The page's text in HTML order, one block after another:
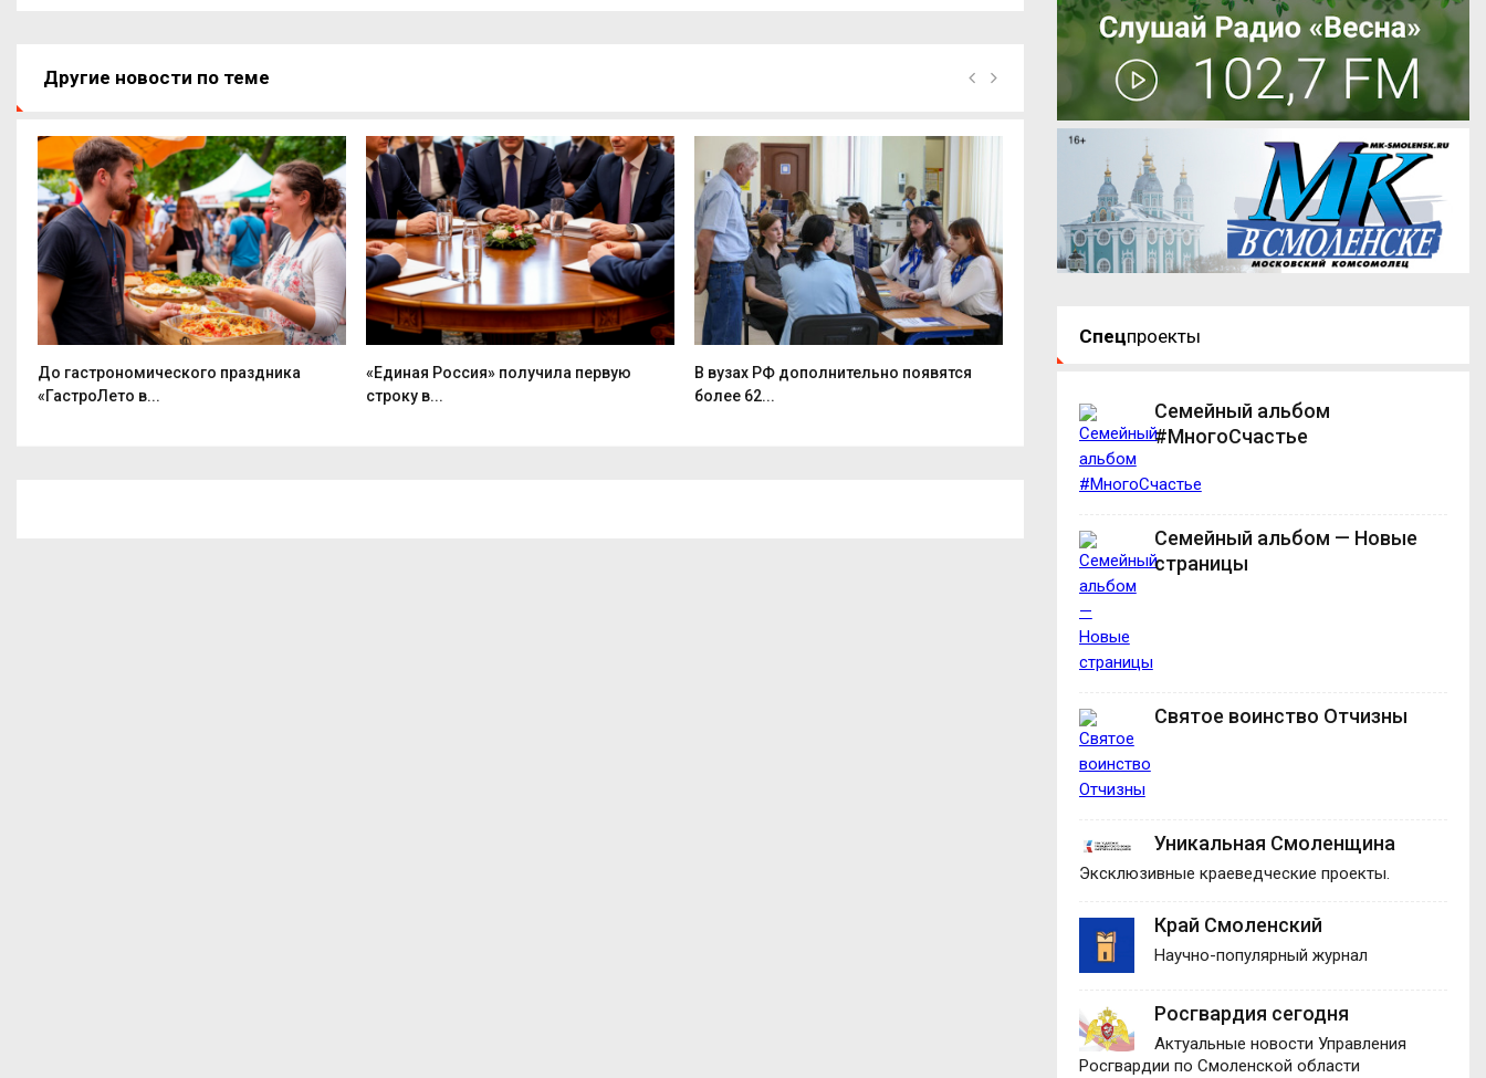
Другие новости по теме
До гастрономического праздника
«ГастроЛето в...
«Единая Россия» получила первую
строку в...
В вузах РФ дополнительно появятся
более 62...
Спецпроекты
Семейный альбом
#МногоСчастье
Семейный альбом — Новые
страницы
Святое воинство Отчизны
Уникальная Смоленщина
Эксклюзивные краеведческие проекты.
Край Смоленский
Научно-популярный журнал
Росгвардия сегодня
Актуальные новости Управления
Росгвардии по Смоленской области